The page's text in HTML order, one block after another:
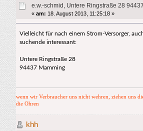
e.w.-schmid, Untere Ringstraße 28
« am: 18. August 2013, 11:25:18 »
Vielleicht für nach einem Strom-Versorger,
suchende interessant:
Untere Ringstraße 28
94437 Mamming
wenn wir Verbraucher uns nicht wehren, ziehen uns
die Ohren
khh